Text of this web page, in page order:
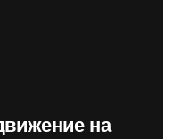
на